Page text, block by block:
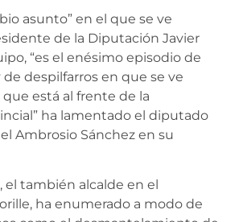
asunto” en el que se ve
de la Diputación Javier
“es el enésimo episodio de
despilfarros en que se ve
está al frente de la
ha lamentado el diputado
Ambrosio Sánchez en su
el también alcalde en el
ha enumerado a modo de